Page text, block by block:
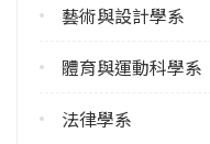
22
雙主修人數
藝術與設計學系
體育與運動科學系
法律學系